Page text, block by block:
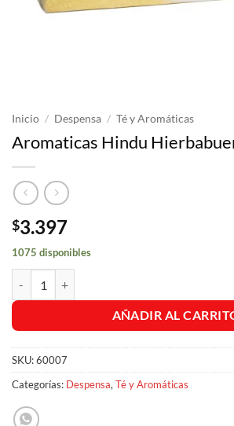
Inicio / Despensa / Té y Aromáticas
Aromaticas Hindu
$3.397
1075 disponibles
AÑADIR AL
SKU:60007
Categorías: Despensa, Té y Aromáticas